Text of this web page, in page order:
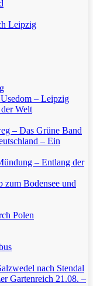
Leipzig
– Leipzig
Welt
– Das Grüne Band
– Ein
– Entlang der
zum Bodensee und
Polen
nach Stendal
Gartenreich 21.08. –